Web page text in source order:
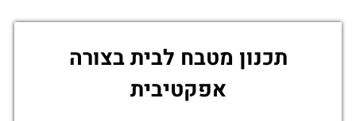
תכנון מטבח לבית בצורה
אפקטיבית